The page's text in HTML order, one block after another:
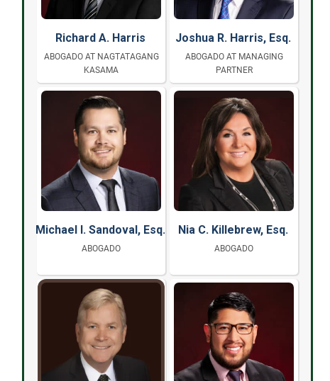
Richard A. Harris
ABOGADO AT NAGTATAGANG
KASAMA
Joshua R. Harris, Esq.
ABOGADO AT MANAGING
PARTNER
Michael I. Sandoval, Esq.
ABOGADO
Nia C. Killebrew, Esq.
ABOGADO